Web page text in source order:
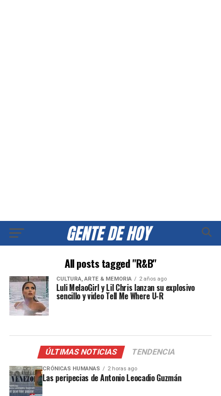
All posts tagged "R&B"
CULTURA, ARTE & MEMORIA 2 años ago
Luli MelaoGirl y Lil Chris lanzan su explosivo
sencillo y video Tell Me Where U-R
ÚLTIMAS NOTICIAS TENDENCIA
CRÓNICAS HUMANAS 2 horas ago
Las peripecias de Antonio Leocadio Guzmán